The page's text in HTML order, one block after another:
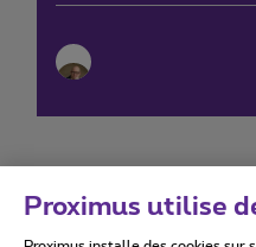
Proximus utilise